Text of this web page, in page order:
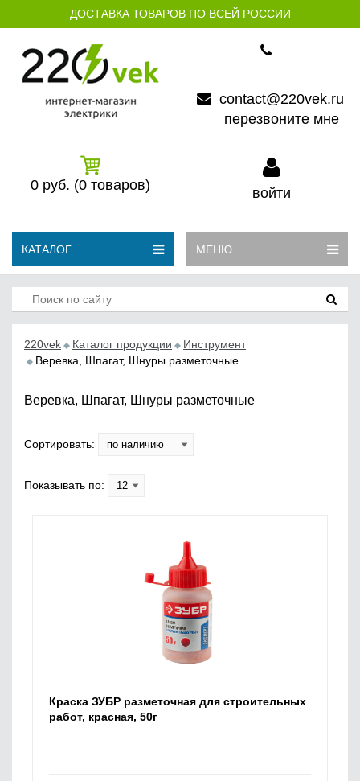
ДОСТАВКА ТОВАРОВ ПО ВСЕЙ РОССИИ
contact@220vek.ru
перезвоните мне
0 руб. (0 товаров) войти
КАТАЛОГ МЕНЮ
220vek Каталог продукции
Инструмент
Веревка, Шпагат, Шнуры разметочные
Веревка, Шпагат, Шнуры разметочные
Сортировать:
Показывать по:
Краска ЗУБР разметочная для строительных
работ, красная, 50г